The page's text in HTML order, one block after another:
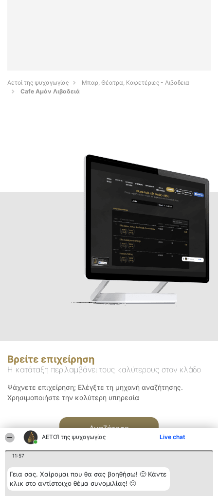
ΑΕΤΟΊ της ψυχαγωγίας Live chat
11:57
Γεια σας. Χαίρομαι που θα σας βοηθήσω! 🙂 Κάντε
κλικ στο αντίστοιχο θέμα συνομιλίας! 🙂
Αετοί της ψυχαγωγίας
Μπαρ, Θέατρα, Καφετέριες - Λιβαδεια
Cafe Aμάν Λιβαδειά
Βρείτε επιχείρηση
Η κατάταξη περιλαμβάνει τους καλύτερους στον κλάδο
Ψάχνετε επιχείρηση; Ελέγξτε τη μηχανή αναζήτησης.
Χρησιμοποιήστε την καλύτερη υπηρεσία
Αναζήτηση